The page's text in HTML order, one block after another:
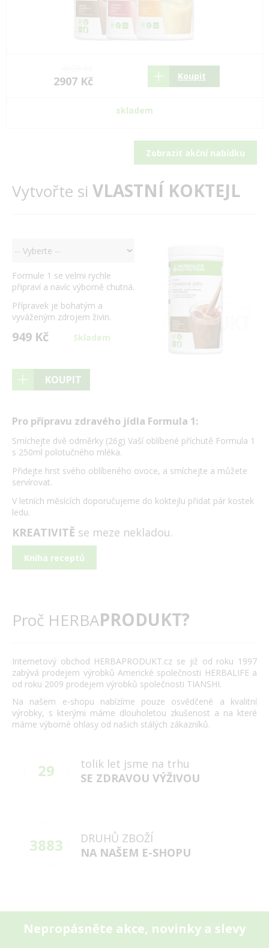
2907 Kč Koupit
skladem
Zobrazit akční nabídku
Vytvořte si VLASTNÍ KOKTEJL
Formule 1 se velmi rychle
připraví a navíc výborně chutná.
Přípravek je bohatým a
vyváženým zdrojem živin.
949 Kč Skladem
KOUPIT
Pro přípravu zdravého jídla Formula 1:
Smíchejte dvě odměrky (26g) Vaší oblíbené příchutě Formula 1
s 250ml polotučného mléka.
Přidejte hrst svého oblíbeného ovoce, a smíchejte a můžete
servírovat.
V letních měsících doporučujeme do koktejlu přidat pár kostek
ledu.
KREATIVITĚ se meze nekladou.
Kniha receptů
Proč HERBAPRODUKT?
Internetový obchod HERBAPRODUKT.cz se již od roku 1997
zabývá prodejem výrobků Americké společnosti HERBALIFE a
od roku 2009 prodejem výrobků společnosti TIANSHI.
Na našem e-shopu nabízíme pouze osvědčené a kvalitní
výrobky, s kterými máme dlouholetou zkušenost a na které
máme výborné ohlasy od našich stálých zákazníků.
29
tolik let jsme na trhu
SE ZDRAVOU VÝŽIVOU
3883
DRUHŮ ZBOŽÍ
NA NAŠEM E-SHOPU
Nepropásněte akce, novinky a slevy